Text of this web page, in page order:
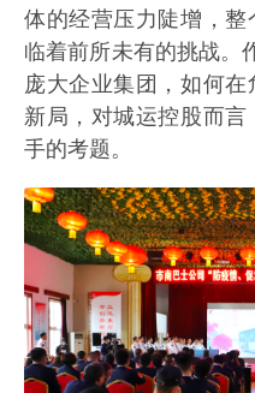
体的经营压力陡增，
临着前所未有的挑战。
庞大企业集团，如何
新局，对城运控股而
手的考题。